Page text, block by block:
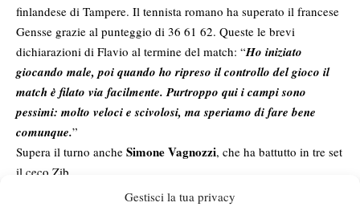
Gestisci la tua privacy
finlandese di Tampere. Il tennista romano ha superato il francese
Gensse grazie al punteggio di 36 61 62. Queste le brevi
dichiarazioni di Flavio al termine del match: “Ho iniziato
giocando male, poi quando ho ripreso il controllo del gioco il
match è filato via facilmente. Purtroppo qui i campi sono
pessimi: molto veloci e scivolosi, ma speriamo di fare bene
comunque.”
Supera il turno anche Simone Vagnozzi, che ha battutto in tre set
il ceco Zib.